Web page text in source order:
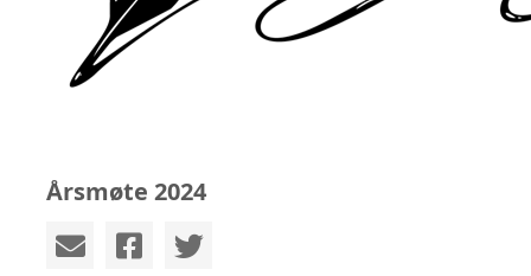
Årsmøte 2024